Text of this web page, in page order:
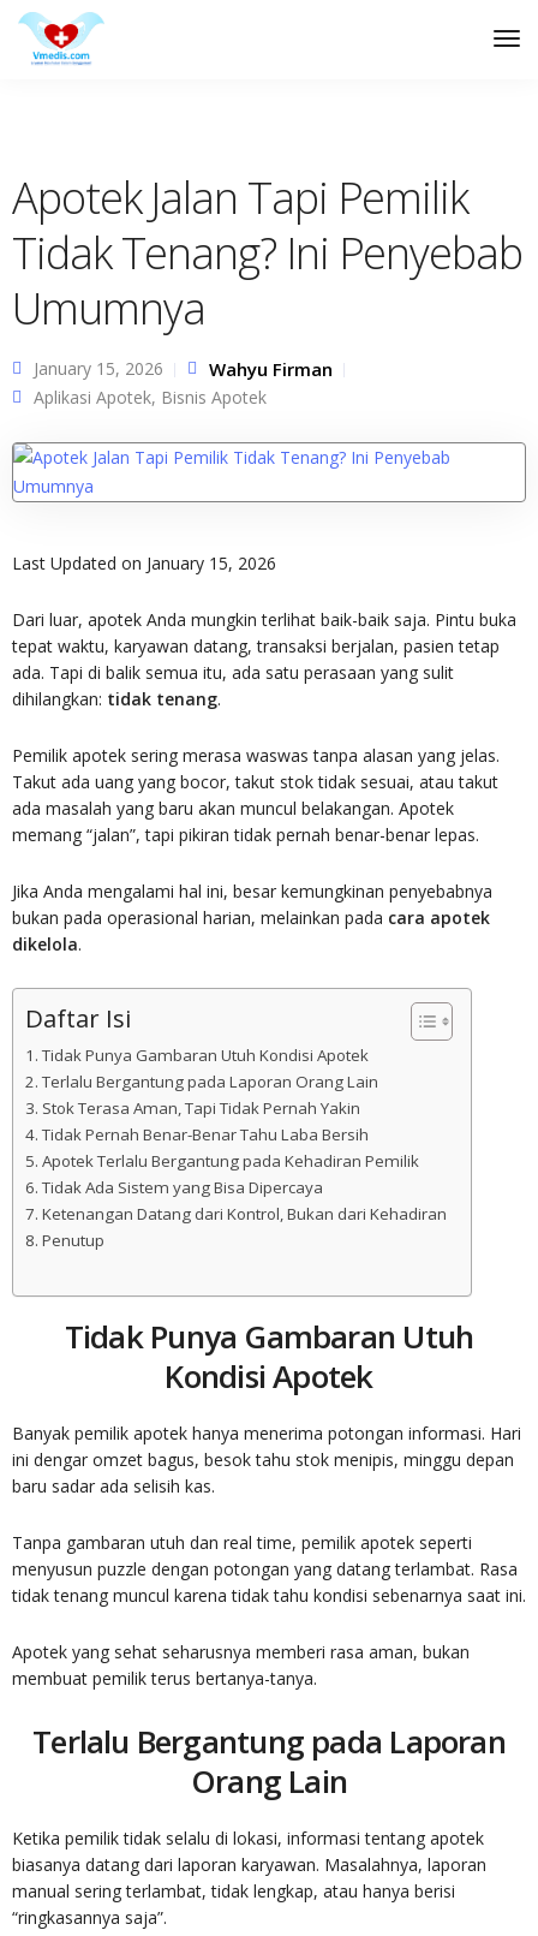
Apotek Jalan Tapi Pemilik
Tidak Tenang? Ini Penyebab
Umumnya
January 15, 2026 Wahyu Firman
Aplikasi Apotek, Bisnis Apotek
Last Updated on January 15, 2026
Dari luar, apotek Anda mungkin terlihat baik-baik saja. Pintu buka
tepat waktu, karyawan datang, transaksi berjalan, pasien tetap
ada. Tapi di balik semua itu, ada satu perasaan yang sulit
dihilangkan: tidak tenang.
Pemilik apotek sering merasa waswas tanpa alasan yang jelas.
Takut ada uang yang bocor, takut stok tidak sesuai, atau takut
ada masalah yang baru akan muncul belakangan. Apotek
memang “jalan”, tapi pikiran tidak pernah benar-benar lepas.
Jika Anda mengalami hal ini, besar kemungkinan penyebabnya
bukan pada operasional harian, melainkan pada cara apotek
dikelola.
Daftar Isi
Tidak Punya Gambaran Utuh Kondisi Apotek
Terlalu Bergantung pada Laporan Orang Lain
Stok Terasa Aman, Tapi Tidak Pernah Yakin
Tidak Pernah Benar-Benar Tahu Laba Bersih
Apotek Terlalu Bergantung pada Kehadiran Pemilik
Tidak Ada Sistem yang Bisa Dipercaya
Ketenangan Datang dari Kontrol, Bukan dari Kehadiran
Penutup
Tidak Punya Gambaran Utuh
Kondisi Apotek
Banyak pemilik apotek hanya menerima potongan informasi. Hari
ini dengar omzet bagus, besok tahu stok menipis, minggu depan
baru sadar ada selisih kas.
Tanpa gambaran utuh dan real time, pemilik apotek seperti
menyusun puzzle dengan potongan yang datang terlambat. Rasa
tidak tenang muncul karena tidak tahu kondisi sebenarnya saat ini.
Apotek yang sehat seharusnya memberi rasa aman, bukan
membuat pemilik terus bertanya-tanya.
Terlalu Bergantung pada Laporan
Orang Lain
Ketika pemilik tidak selalu di lokasi, informasi tentang apotek
biasanya datang dari laporan karyawan. Masalahnya, laporan
manual sering terlambat, tidak lengkap, atau hanya berisi
“ringkasannya saja”.